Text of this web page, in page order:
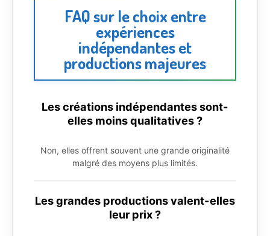
FAQ sur le choix entre
expériences
indépendantes et
productions majeures
Les créations indépendantes sont-
elles moins qualitatives ?
Non, elles offrent souvent une grande originalité
malgré des moyens plus limités.
Les grandes productions valent-elles
leur prix ?